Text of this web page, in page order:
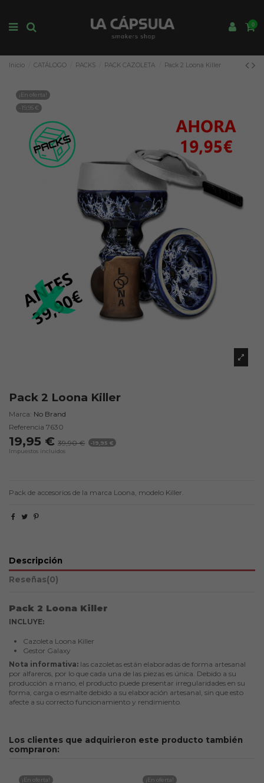
0
Inicio CATÁLOGO PACKS PACK CAZOLETA Pack 2 Loona Killer
¡En oferta!
-19,95 €
Pack 2 Loona Killer
Marca: No Brand
Referencia 7630
19,95 € 39,90 €
-19,95 €
Impuestos incluidos
Pack de accesorios de la marca Loona, modelo Killer.
Descripción
Reseñas(0)
Pack 2 Loona Killer
INCLUYE:
Cazoleta Loona Killer
Gestor Galaxy
Nota informativa: las cazoletas están elaboradas de forma artesanal
por alfareros, por lo que cada una de las piezas es única. Debido a su
producción a mano, el producto puede presentar irregularidades en su
forma, carga o esmalte debido a su elaboración artesanal, sin que esto
afecte a su correcto funcionamiento y rendimiento.
Los clientes que adquirieron este producto también
compraron:
¡En oferta!
¡En oferta!